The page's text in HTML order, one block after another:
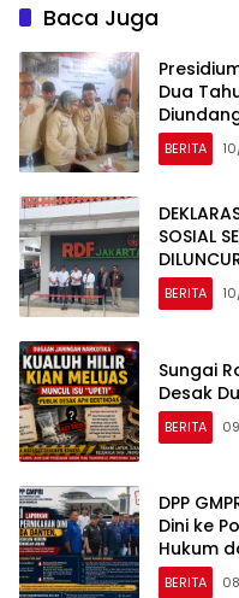
Baca Juga
Dua
BERITA
SOSIAL
GEBANG
BERITA
Sungai
Desak
BERITA
DPP
Dini ke
Hukum
BERITA